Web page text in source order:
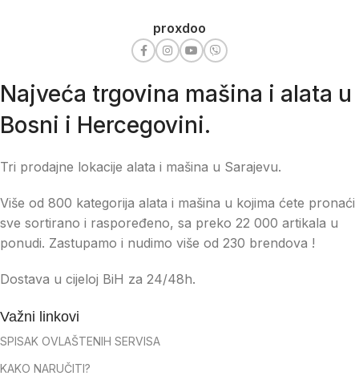
proxdoo
Najveća trgovina mašina i alata u
Bosni i Hercegovini.
Tri prodajne lokacije alata i mašina u Sarajevu.
Više od 800 kategorija alata i mašina u kojima ćete pronaći
sve sortirano i raspoređeno, sa preko 22 000 artikala u
ponudi. Zastupamo i nudimo više od 230 brendova !
Dostava u cijeloj BiH za 24/48h.
Važni linkovi
SPISAK OVLAŠTENIH SERVISA
KAKO NARUČITI?